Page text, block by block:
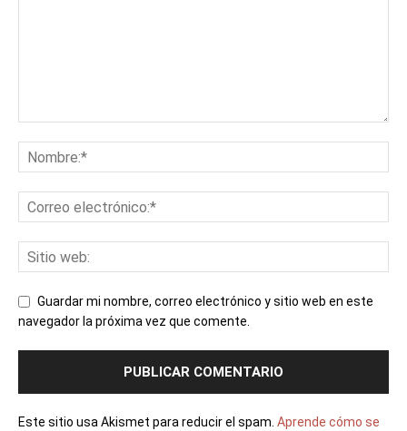
Guardar mi nombre, correo electrónico y sitio web en este
navegador la próxima vez que comente.
Este sitio usa Akismet para reducir el spam. Aprende cómo se